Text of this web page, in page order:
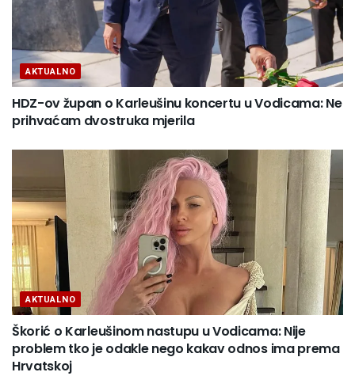
AKTUALNO
HDZ-ov župan o Karleušinu koncertu u Vodicama: Ne
prihvaćam dvostruka mjerila
AKTUALNO
Škorić o Karleušinom nastupu u Vodicama: Nije
problem tko je odakle nego kakav odnos ima prema
Hrvatskoj